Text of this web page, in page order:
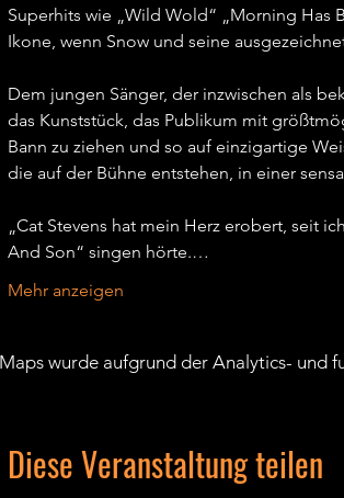
Superhits wie „Wild Wold“ „Morning Has
Ikone, wenn Snow und seine
Dem jungen Sänger, der inzwischen als
das Kunststück, das Publikum mit
Bann zu ziehen und so auf einzigartige
die auf der Bühne entstehen, in einer
„Cat Stevens hat mein Herz erobert, seit
And Son“ singen hörte.…
Mehr anzeigen
wurde aufgrund der Analytics- und
Diese Veranstaltung teilen